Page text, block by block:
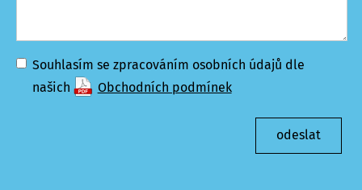
Souhlasím se zpracováním osobních údajů dle
našich
Obchodních podmínek
odeslat